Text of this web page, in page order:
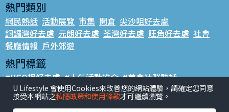
熱門類別
網民熱話 活動展覽 市集 開倉 尖沙咀好去處
銅鑼灣好去處 元朗好去處 荃灣好去處 旺角好去處 社會
餐廳情報 戶外郊遊
熱門標籤
#UGO搵好去處 #人氣活動推介 #美食社群熱話
#親子玩樂好去處 #ULifestyle應用程式 #限時搶
#UJetso禮物放送 #ULifestyle商戶中心 #著數
U Lifestyle 會使用Cookies來改善您的網站體驗，請確定您同意
接受本網站之私隱政策和使用條款才可繼續瀏覽。